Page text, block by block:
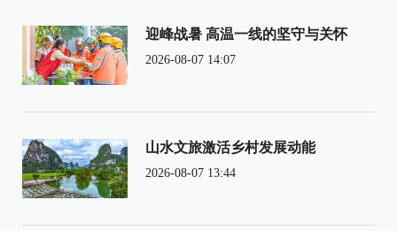
迎峰战暑 高温一线的坚守与关怀
2026-08-07 14:07
山水文旅激活乡村发展动能
2026-08-07 13:44